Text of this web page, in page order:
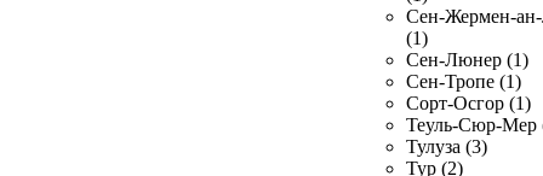
Сен-Жермен-
(1)
Сен-Люнер (1)
Сен-Тропе (1)
Сорт-Осгор (1)
Теуль-Сюр-Мер
Тулуза (3)
Тур (2)